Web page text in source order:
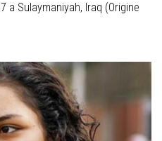
a Sulaymaniyah, Iraq (Origine